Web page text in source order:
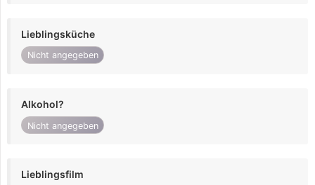
Lieblingsküche
Nicht angegeben
Alkohol?
Nicht angegeben
Lieblingsfilm